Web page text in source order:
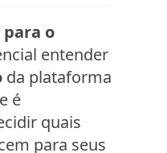
o
entender
da plataforma
é
quais
para seus